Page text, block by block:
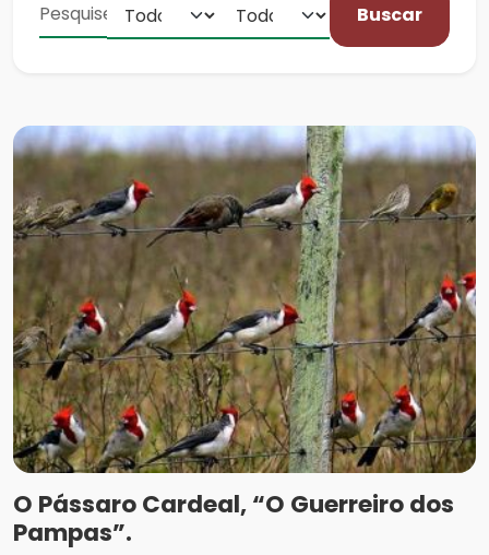
Buscar
O Pássaro Cardeal, “O Guerreiro dos
Pampas”.